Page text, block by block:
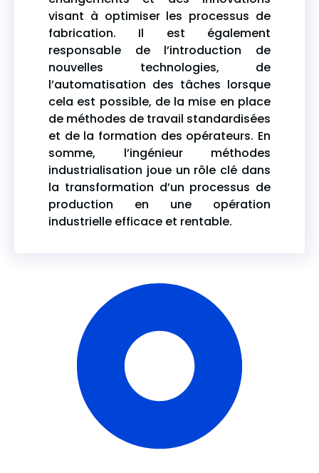
visant à optimiser les processus de
fabrication. Il est également
responsable de l’introduction de
nouvelles technologies, de
l’automatisation des tâches lorsque
cela est possible, de la mise en place
de méthodes de travail standardisées
et de la formation des opérateurs. En
somme, l’ingénieur méthodes
industrialisation joue un rôle clé dans
la transformation d’un processus de
production en une opération
industrielle efficace et rentable.